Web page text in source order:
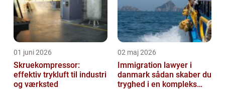
01 juni 2026
Skruekompressor:
effektiv trykluft til industri
og værksted
02 maj 2026
Immigration lawyer i
danmark sådan skaber du
tryghed i en kompleks